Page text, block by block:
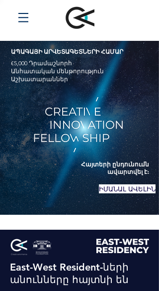
€5,000 Դրամաշնորհ
Անհատական մենթորություն
Աշխատարաններ
ԻՄԱՆԱԼ ԱՎԵԼԻՆ
ԱՊԱԳԱՅԻ ԱՐՎԵՏԱԳԵՏՆԵՐԻ ՀԱՄԱՐ
Հայտերի ընդունումն
ավարտվել է։
East-West Resident-ների
անունները հայտնի են